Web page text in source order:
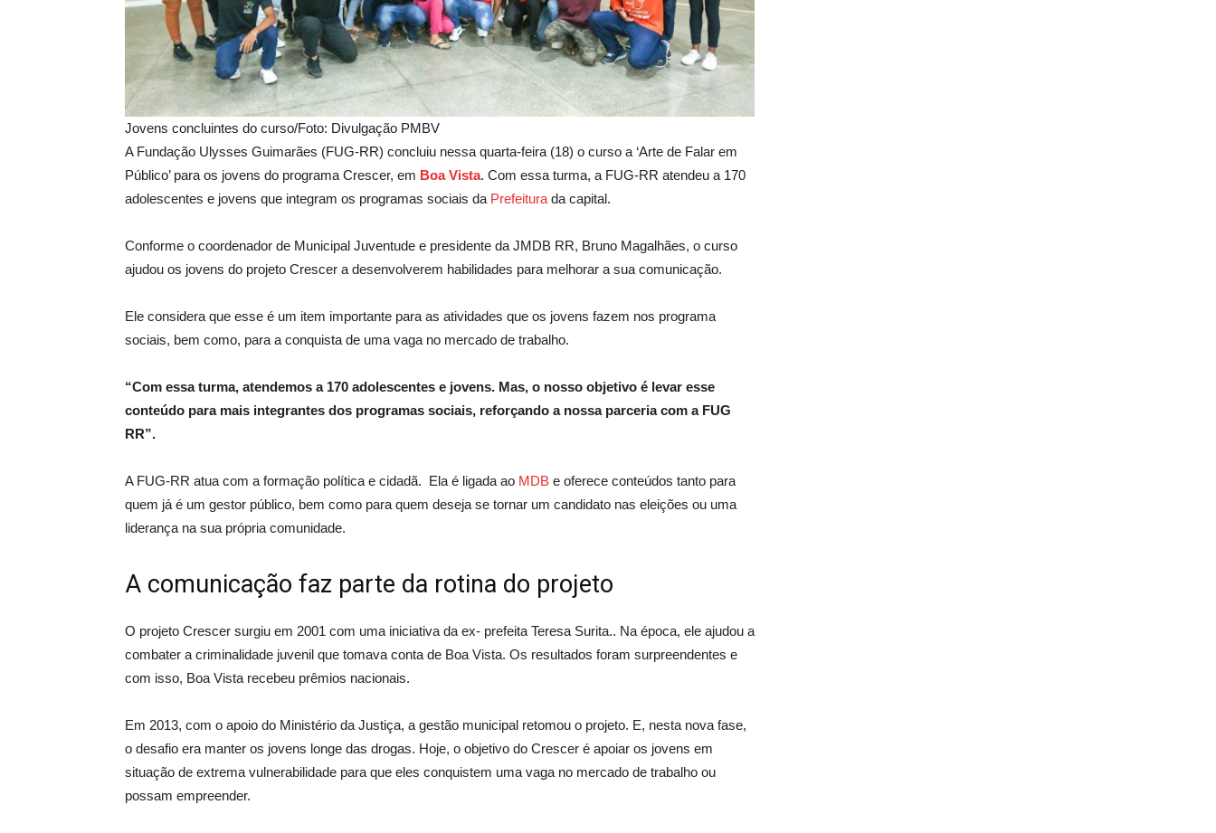
Jovens concluintes do curso/Foto: Divulgação PMBV
A Fundação Ulysses Guimarães (FUG-RR) concluiu nessa quarta-feira (18) o curso a ‘Arte de Falar em
Público’ para os jovens do programa Crescer, em Boa Vista. Com essa turma, a FUG-RR atendeu a 170
adolescentes e jovens que integram os programas sociais da Prefeitura da capital.
Conforme o coordenador de Municipal Juventude e presidente da JMDB RR, Bruno Magalhães, o curso
ajudou os jovens do projeto Crescer a desenvolverem habilidades para melhorar a sua comunicação.
Ele considera que esse é um item importante para as atividades que os jovens fazem nos programa
sociais, bem como, para a conquista de uma vaga no mercado de trabalho.
“Com essa turma, atendemos a 170 adolescentes e jovens. Mas, o nosso objetivo é levar esse
conteúdo para mais integrantes dos programas sociais, reforçando a nossa parceria com a FUG
RR”.
A FUG-RR atua com a formação política e cidadã. Ela é ligada ao MDB e oferece conteúdos tanto para
quem já é um gestor público, bem como para quem deseja se tornar um candidato nas eleições ou uma
liderança na sua própria comunidade.
A comunicação faz parte da rotina do projeto
O projeto Crescer surgiu em 2001 com uma iniciativa da ex- prefeita Teresa Surita.. Na época, ele ajudou a
combater a criminalidade juvenil que tomava conta de Boa Vista. Os resultados foram surpreendentes e
com isso, Boa Vista recebeu prêmios nacionais.
Em 2013, com o apoio do Ministério da Justiça, a gestão municipal retomou o projeto. E, nesta nova fase,
o desafio era manter os jovens longe das drogas. Hoje, o objetivo do Crescer é apoiar os jovens em
situação de extrema vulnerabilidade para que eles conquistem uma vaga no mercado de trabalho ou
possam empreender.